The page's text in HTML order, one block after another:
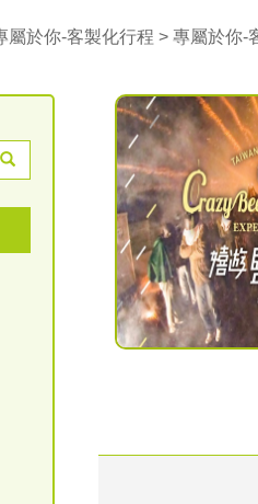
屬於你-客製化行程 > 專屬於你-